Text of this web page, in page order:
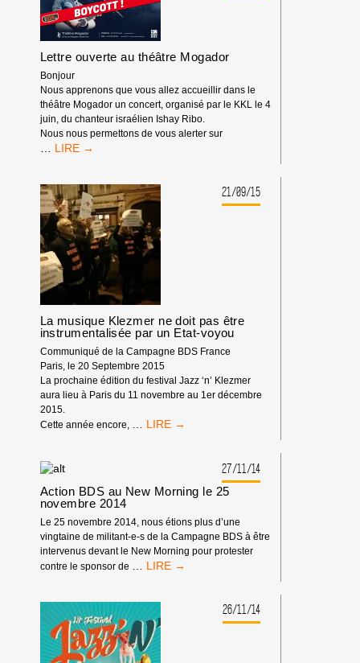
Lettre ouverte au théâtre Mogador
Bonjour
Nous apprenons que vous allez accueillir dans le
théâtre Mogador un concert, organisé par le KKL le 4
juin, du chanteur israélien Ishay Ribo.
Nous nous permettons de vous alerter sur
LETTRE
THÉÂTRE
MOGADOR
21/09/15
La musique Klezmer ne doit pas être
instrumentalisée par un Etat-voyou
Communiqué de la Campagne BDS France
Paris, le 20 Septembre 2015
La prochaine édition du festival Jazz ‘n’ Klezmer
aura lieu à Paris du 11 novembre au 1er décembre
2015.
Cette année encore,
… LA
PAS
INSTRUMENTALISÉE
PAR
UN
ETAT-
27/11/14
Action BDS au New Morning le 25
novembre 2014
Le 25 novembre 2014, nous étions plus d’une
vingtaine de militant-e-s de la Campagne BDS à être
intervenus devant le New Morning pour protester
contre le sponsor de
ACTION
NEW
MORNING
LE
25
26/11/14